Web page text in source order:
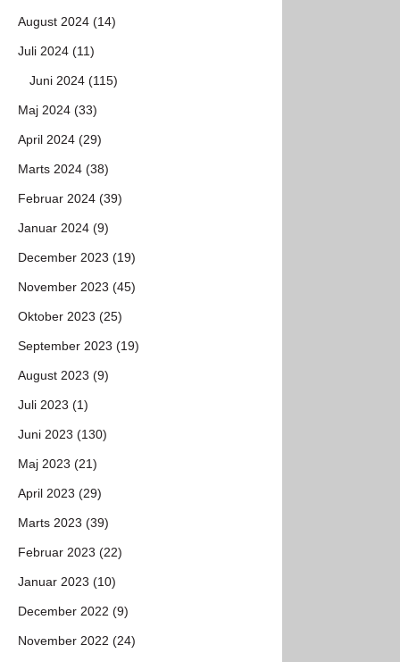
August 2024 (14)
Juli 2024 (11)
Juni 2024 (115)
Maj 2024 (33)
April 2024 (29)
Marts 2024 (38)
Februar 2024 (39)
Januar 2024 (9)
December 2023 (19)
November 2023 (45)
Oktober 2023 (25)
September 2023 (19)
August 2023 (9)
Juli 2023 (1)
Juni 2023 (130)
Maj 2023 (21)
April 2023 (29)
Marts 2023 (39)
Februar 2023 (22)
Januar 2023 (10)
December 2022 (9)
November 2022 (24)